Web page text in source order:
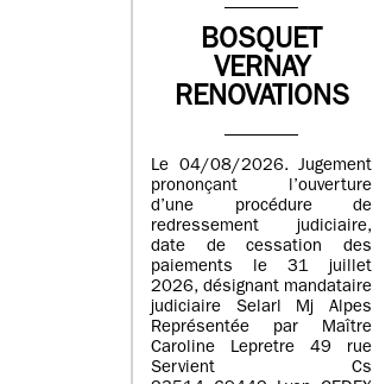
BOSQUET
VERNAY
RENOVATIONS
Le 04/08/2026. Jugement
prononçant l’ouverture
d’une procédure de
redressement judiciaire,
date de cessation des
paiements le 31 juillet
2026, désignant mandataire
judiciaire Selarl Mj Alpes
Représentée par Maître
Caroline Lepretre 49 rue
Servient Cs